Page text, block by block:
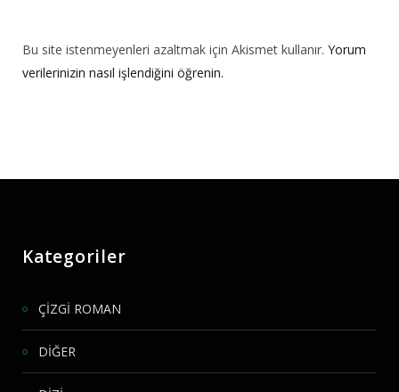
Bu site istenmeyenleri azaltmak için Akismet kullanır. Yorum
verilerinizin nasıl işlendiğini öğrenin.
Kategoriler
ÇİZGİ ROMAN
DİĞER